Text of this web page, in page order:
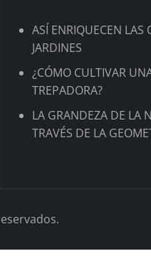
ASÍ ENRIQUECEN LAS
JARDINES
¿CÓMO CULTIVAR
TREPADORA?
LA GRANDEZA DE LA
TRAVÉS DE LA